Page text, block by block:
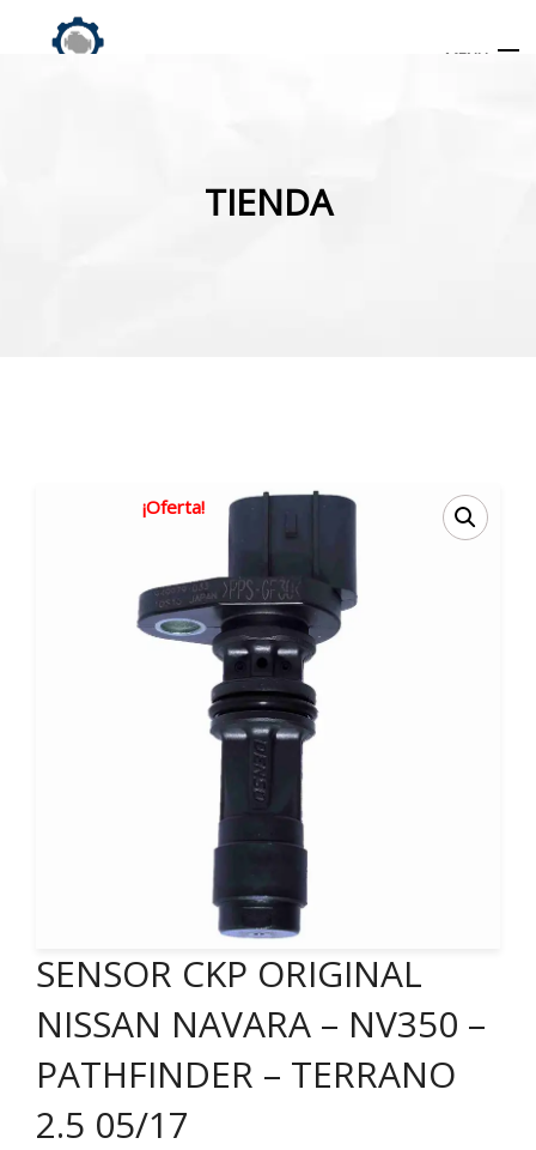
MENU
TIENDA
¡Oferta!
SENSOR CKP ORIGINAL
NISSAN NAVARA – NV350 –
PATHFINDER – TERRANO
2.5 05/17